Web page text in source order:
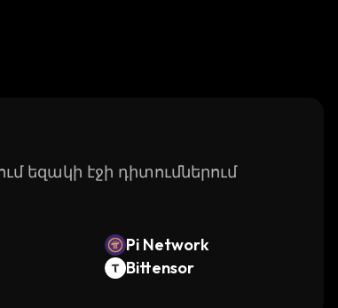
եզակի էջի դիտումներում
Pi Network
Bittensor